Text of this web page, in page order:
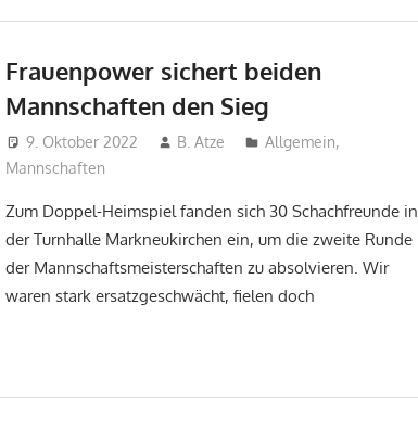
Frauenpower sichert beiden
Mannschaften den Sieg
9. Oktober 2022 B. Atze Allgemein,
Mannschaften
Zum Doppel-Heimspiel fanden sich 30 Schachfreunde in
der Turnhalle Markneukirchen ein, um die zweite Runde
der Mannschaftsmeisterschaften zu absolvieren. Wir
waren stark ersatzgeschwächt, fielen doch